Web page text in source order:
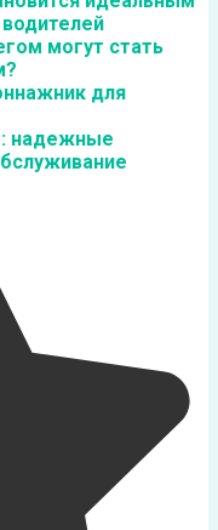
могут стать
для
надежные